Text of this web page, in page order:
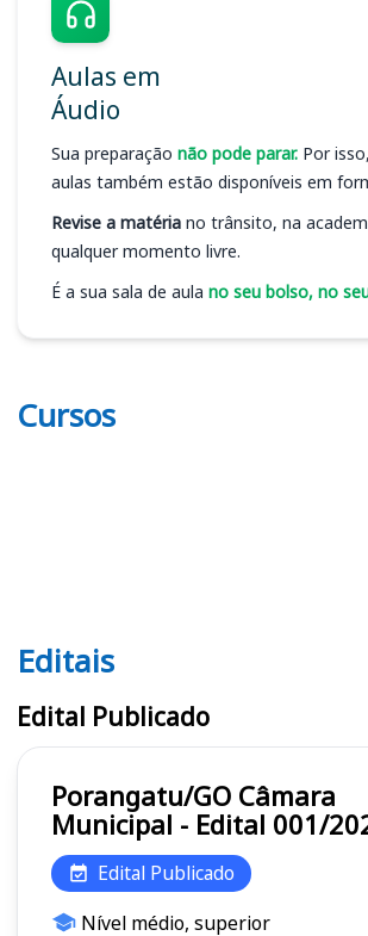
Aulas em
Áudio
Sua preparação não pode parar. Por
aulas também estão disponíveis em
Revise a matéria no trânsito, na
qualquer momento livre.
É a sua sala de aula no seu bolso, no
Cursos
Editais
Editais
Edital Publicado
Porangatu/GO Câmara
Municipal - Edital 001/
Edital Publicado
Nível médio, superior